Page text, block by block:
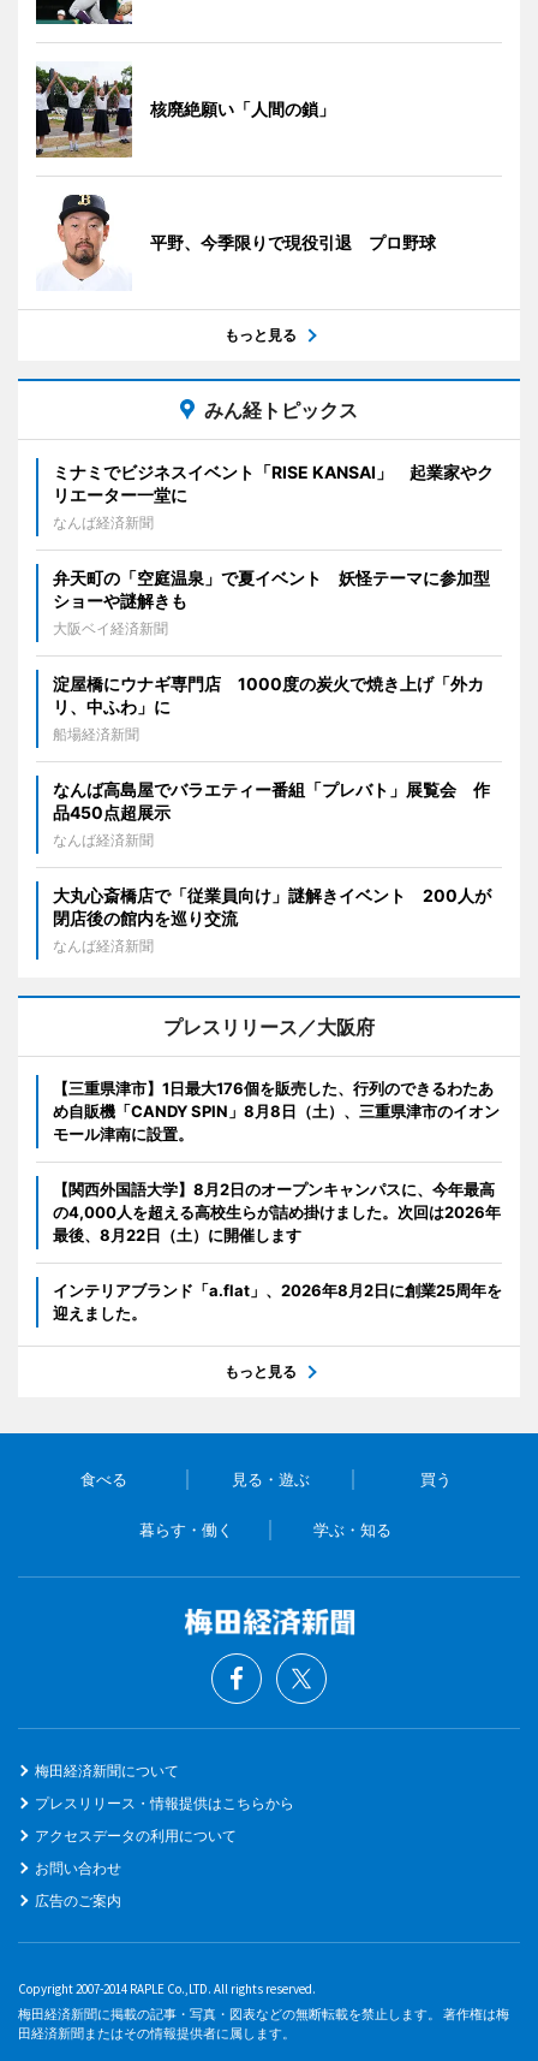
核廃絶願い「人間の鎖」
平野、今季限りで現役引退 プロ野球
もっと見る
みん経トピックス
ミナミでビジネスイベント「RISE KANSAI」 起業家やク
リエーター一堂に
なんば経済新聞
弁天町の「空庭温泉」で夏イベント 妖怪テーマに参加型
ショーや謎解きも
大阪ベイ経済新聞
淀屋橋にウナギ専門店 1000度の炭火で焼き上げ「外カ
リ、中ふわ」に
船場経済新聞
なんば高島屋でバラエティー番組「プレバト」展覧会 作
品450点超展示
なんば経済新聞
大丸心斎橋店で「従業員向け」謎解きイベント 200人が
閉店後の館内を巡り交流
なんば経済新聞
プレスリリース／大阪府
【三重県津市】1日最大176個を販売した、行列のできるわたあ
め自販機「CANDY SPIN」8月8日（土）、三重県津市のイオン
モール津南に設置。
【関西外国語大学】8月2日のオープンキャンパスに、今年最高
の4,000人を超える高校生らが詰め掛けました。次回は2026年
最後、8月22日（土）に開催します
インテリアブランド「a.flat」、2026年8月2日に創業25周年を
迎えました。
もっと見る
食べる 見る・遊ぶ 買う
暮らす・働く 学ぶ・知る
梅田経済新聞について
プレスリリース・情報提供はこちらから
アクセスデータの利用について
お問い合わせ
広告のご案内
Copyright 2007-2014 RAPLE Co.,LTD. All rights reserved.
梅田経済新聞に掲載の記事・写真・図表などの無断転載を禁止します。 著作権は梅
田経済新聞またはその情報提供者に属します。